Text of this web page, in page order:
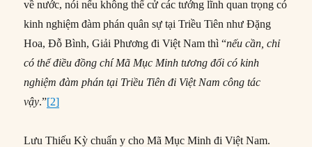
về nước, nói nếu không thể cử các tướng lĩnh quan trọng có
kinh nghiệm đàm phán quân sự tại Triều Tiên như Đặng
Hoa, Đỗ Bình, Giải Phương đi Việt Nam thì “nếu cần, chỉ
có thểđiềuđồng chíMã Mục Minh tương đối có kinh
nghiệm đàm phán tại Triều Tiên đi Việt Nam công tác
vậy.”[2]
Lưu Thiếu Kỳ chuẩn y cho Mã Mục Minh đi Việt Nam.